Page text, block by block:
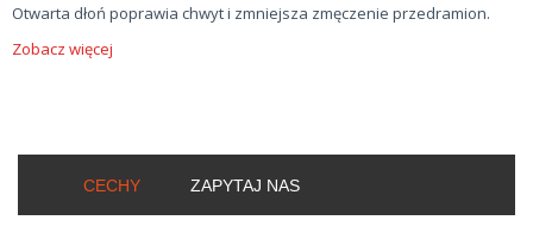
Otwarta dłoń poprawia chwyt i zmniejsza zmęczenie przedramion.
Zobacz więcej
CECHY ZAPYTAJ NAS